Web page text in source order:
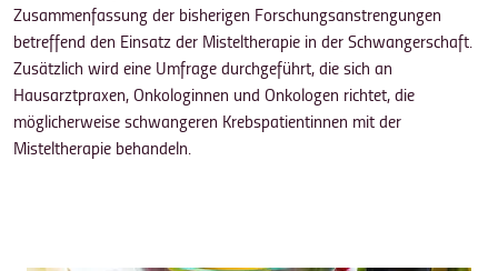
Zusammenfassung der bisherigen Forschungsanstrengungen
betreffend den Einsatz der Misteltherapie in der Schwangerschaft.
Zusätzlich wird eine Umfrage durchgeführt, die sich an
Hausarztpraxen, Onkologinnen und Onkologen richtet, die
möglicherweise schwangeren Krebspatientinnen mit der
Misteltherapie behandeln.